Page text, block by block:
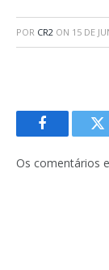
POR CR2 ON 15 DE
Facebook
Os comentários